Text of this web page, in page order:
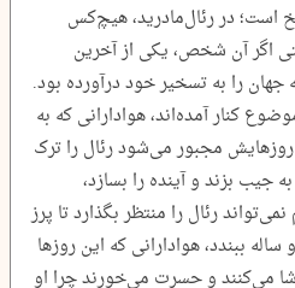
است؛ در رئال‌مادرید، هیچ‌کس
اگر آن شخص، یکی از آخرین
جهان را به تسخیر خود درآورده بود.
کنار آمده‌اند، هوادارانی که به
مجبور می‌شود رئال را ترک
جیب بزند و آینده را بسازد،
رئال را منتظر بگذارد تا پرز
ببندد، هوادارانی که این روزها
می‌کنند و حسرت می‌خورند چرا او